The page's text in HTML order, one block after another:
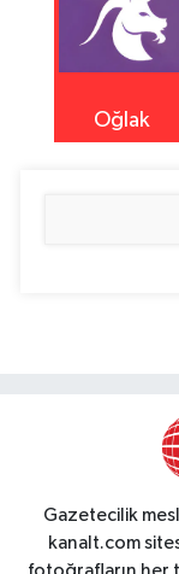
Oğlak
Gazetecilik
kanalt.com